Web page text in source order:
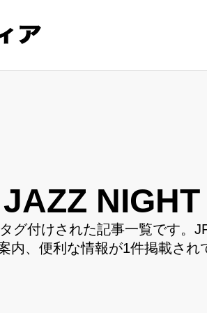
NIGHT
グ付けされた記事一覧です。
内、便利な情報が1件掲載され